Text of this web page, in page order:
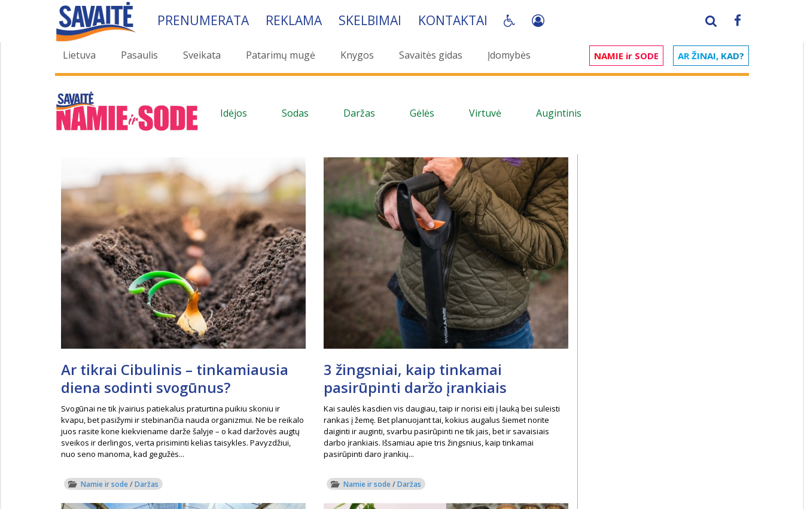
PRENUMERATA REKLAMA SKELBIMAI KONTAKTAI
Lietuva Pasaulis Sveikata Patarimų mugė Knygos Savaitės gidas Įdomybės NAMIE ir SODE AR ŽINAI, KAD?
Idėjos Sodas Daržas Gėlės Virtuvė Augintinis
Ar tikrai Cibulinis – tinkamiausia
diena sodinti svogūnus?
Svogūnai ne tik įvairius patiekalus praturtina puikiu skoniu ir
kvapu, bet pasižymi ir stebinančia nauda organizmui. Ne be reikalo
juos rasite kone kiekviename darže šalyje – o kad daržovės augtų
sveikos ir derlingos, verta prisiminti kelias taisykles. Pavyzdžiui,
nuo seno manoma, kad gegužės...
Namie ir sode/Daržas
3 žingsniai, kaip tinkamai
pasirūpinti daržo įrankiais
Kai saulės kasdien vis daugiau, taip ir norisi eiti į lauką bei suleisti
rankas į žemę. Bet planuojant tai, kokius augalus šiemet norite
daiginti ir auginti, svarbu pasirūpinti ne tik jais, bet ir savaisiais
darbo įrankiais. Išsamiau apie tris žingsnius, kaip tinkamai
pasirūpinti daro įrankių...
Namie ir sode/Daržas